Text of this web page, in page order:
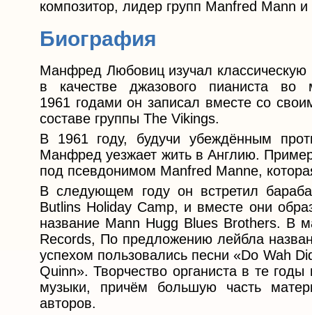
композитор, лидер групп Manfred Mann
Биография
Манфред Любовиц изучал классическую
в качестве джазового пианиста
1961 годами он записал вместе со
составе группы The Vikings.
В 1961 году, будучи убеждённым
Манфред уезжает жить в Англию.
под псевдонимом Manfred Manne,
В следующем году он встретил
Butlins Holiday Camp, и вместе они
название Mann Hugg Blues Brothers. В
Records, По предложению лейбла
успехом пользовались песни «Do Wah
Quinn». Творчество органиста в те
музыки, причём большую часть
авторов.